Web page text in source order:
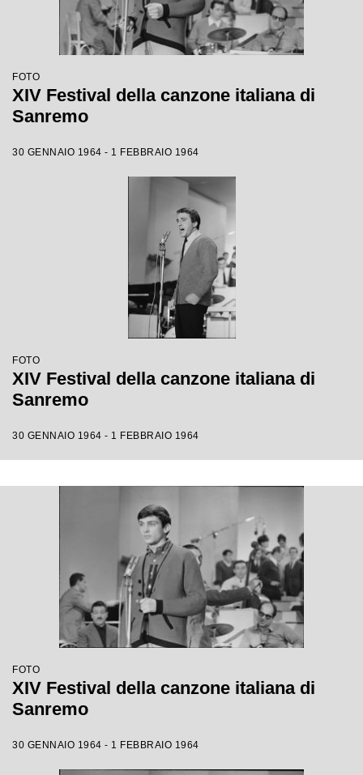
FOTO
XIV Festival della canzone italiana di
Sanremo
30 GENNAIO 1964 - 1 FEBBRAIO 1964
FOTO
XIV Festival della canzone italiana di
Sanremo
30 GENNAIO 1964 - 1 FEBBRAIO 1964
FOTO
XIV Festival della canzone italiana di
Sanremo
30 GENNAIO 1964 - 1 FEBBRAIO 1964